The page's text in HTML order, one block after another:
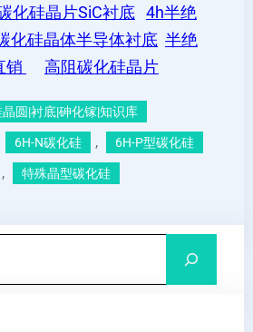
化硅晶片SiC衬底 4h半绝
化硅晶体半导体衬底 半绝
销
高阻碳化硅晶片
晶圆|衬底|砷化镓|知识库
6H-N碳化硅 , 6H-P型碳化硅
, 特殊晶型碳化硅